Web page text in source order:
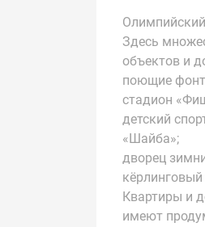
Здесь
объектов и
поющие
стадион
детский
«Шайба»;
дворец
Квартиры и
имеют